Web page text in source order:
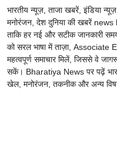
भारतीय न्यूज़, ताजा खबरें, इंडिया
मनोरंजन, देश दुनिया की खबरें news
ताकि हर नई और सटीक जानकारी
को सरल भाषा में ताज़ा,
महत्वपूर्ण समाचार मिलें, जिससे वे
सकें। Bharatiya News पर पढ़ें
खेल, मनोरंजन, तकनीक और अन्य